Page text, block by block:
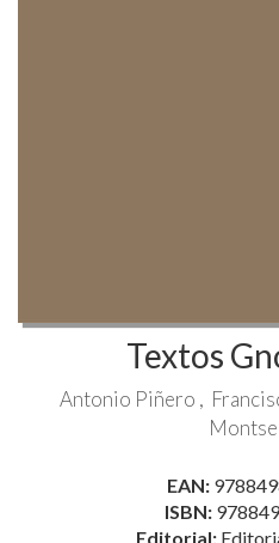
Textos
Antonio Piñero
EAN:
ISBN:
Editorial: